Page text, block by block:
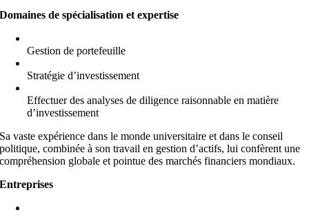
Domaines de spécialisation et expertise
Gestion de portefeuille
Stratégie d’investissement
Effectuer des analyses de diligence raisonnable en matière
d’investissement
Sa vaste expérience dans le monde universitaire et dans le conseil
politique, combinée à son travail en gestion d’actifs, lui confèrent une
compréhension globale et pointue des marchés financiers mondiaux.
Entreprises